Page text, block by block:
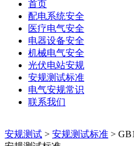
首页
配电系统安全
医疗电气安全
电器设备安全
机械电气安全
光伏电站安规
安规测试标准
电气安规常识
联系我们
安规测试 > 安规测试标准 >